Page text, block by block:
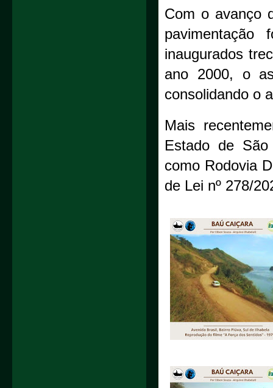
Com o avanço
pavimentação
inaugurados
ano 2000, o
consolidando o
Mais
Estado de
como Rodovia
de Lei nº 278/